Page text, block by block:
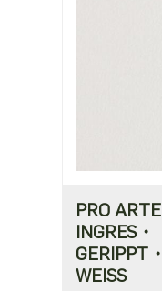
PRO ARTE
INGRES・
GERIPPT・
WEISS